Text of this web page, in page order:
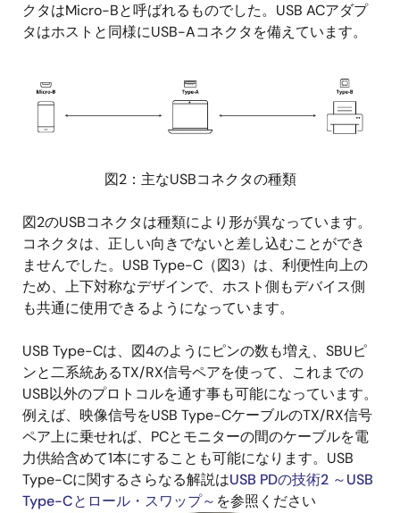
クタはMicro-Bと呼ばれるものでした。USB ACアダプ
タはホストと同様にUSB-Aコネクタを備えています。
図2：主なUSBコネクタの種類
図2のUSBコネクタは種類により形が異なっています。
コネクタは、正しい向きでないと差し込むことができ
ませんでした。USB Type-C（図3）は、利便性向上の
ため、上下対称なデザインで、ホスト側もデバイス側
も共通に使用できるようになっています。
USB Type-Cは、図4のようにピンの数も増え、SBUピ
ンと二系統あるTX/RX信号ペアを使って、これまでの
USB以外のプロトコルを通す事も可能になっています。
例えば、映像信号をUSB Type-CケーブルのTX/RX信号
ペア上に乗せれば、PCとモニターの間のケーブルを電
力供給含めて1本にすることも可能になります。USB
Type-Cに関するさらなる解説はUSB PDの技術2 ～USB
Type-Cとロール・スワップ～ を参照ください